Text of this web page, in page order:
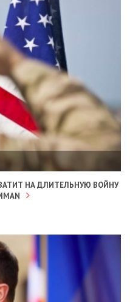
НА ДЛИТЕЛЬНУЮ ВОЙНУ